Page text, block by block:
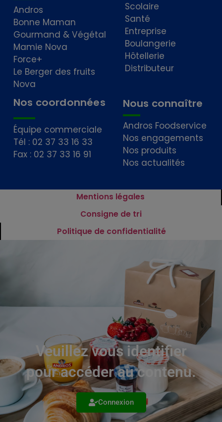
Andros
Bonne Maman
Gourmand & Végétal
Mamie Nova
Force+
Le Berger des fruits
Nova
Scolaire
Santé
Entreprise
Boulangerie
Hôtellerie
Distributeur
Nos coordonnées
Équipe commerciale
Tél : 02 37 33 16 33
Fax : 02 37 33 16 91
Nous connaître
Andros Foodservice
Nos engagements
Nos produits
Nos actualités
Mentions légales
Consigne de tri
Politique de confidentialité
Veuillez vous identifier
pour accéder au contenu.
Connexion